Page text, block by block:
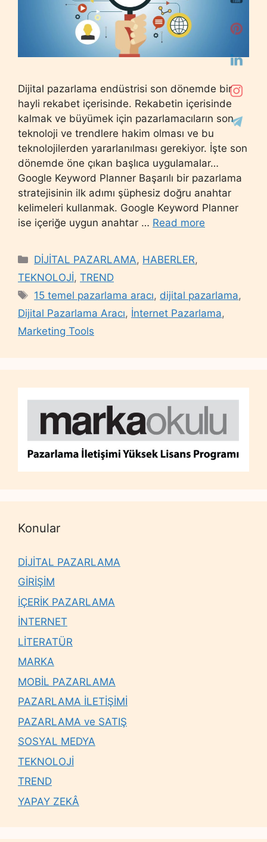
Dijital pazarlama endüstrisi son dönemde bir
hayli rekabet içerisinde. Rekabetin içerisinde
kalmak ve büyümek için pazarlamacıların son
teknoloji ve trendlere hakim olması ve bu
teknolojilerden yararlanılması gerekiyor. İşte son
dönemde öne çıkan başlıca uygulamalar…
Google Keyword Planner Başarılı bir pazarlama
stratejisinin ilk adımı şüphesiz doğru anahtar
kelimeleri kullanmak. Google Keyword Planner
ise içeriğe uygun anahtar … Read more
Categories
DİJİTAL PAZARLAMA, HABERLER,
TEKNOLOJİ, TREND
Tags
15 temel pazarlama aracı, dijital pazarlama,
Dijital Pazarlama Aracı, İnternet Pazarlama,
Marketing Tools
Konular
DİJİTAL PAZARLAMA
GİRİŞİM
İÇERİK PAZARLAMA
İNTERNET
LİTERATÜR
MARKA
MOBİL PAZARLAMA
PAZARLAMA İLETİŞİMİ
PAZARLAMA ve SATIŞ
SOSYAL MEDYA
TEKNOLOJİ
TREND
YAPAY ZEKÂ